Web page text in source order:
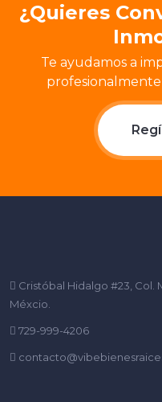
¿Quieres
Te ayudamos a
profesionalmente
Cristóbal Hidalgo #23, Col.
Méxcio.
729-999-4206